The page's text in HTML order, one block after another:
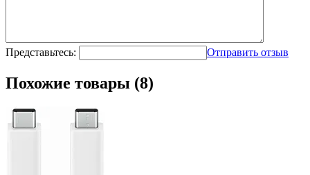
Представьтесь: Отправить отзыв
Похожие товары (8)